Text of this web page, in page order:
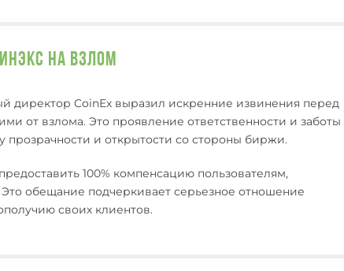
на взлом
директор CoinEx выразил искренние извинения перед
от взлома. Это проявление ответственности и заботы
прозрачности и открытости со стороны биржи.
100% компенсацию пользователям,
обещание подчеркивает серьезное отношение
своих клиентов.